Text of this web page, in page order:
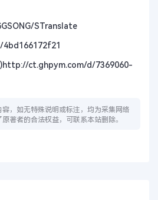
STranslate
http://ct.ghpym.com/d/7369060-
，如无特殊说明或标注，均为采集网络
著者的合法权益，可联系本站删除。